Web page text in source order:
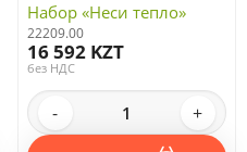
Набор «Неси тепло»
22209.00
16 592 KZT
без НДС
- +